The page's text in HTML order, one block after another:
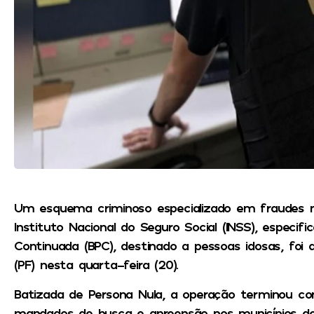
Um esquema criminoso especializado em fraudes
Instituto Nacional do Seguro Social (INSS),
Continuada (BPC), destinado a pessoas idosas, foi
(PF) nesta quarta-feira (20).
Batizada de Persona Nula, a operação terminou